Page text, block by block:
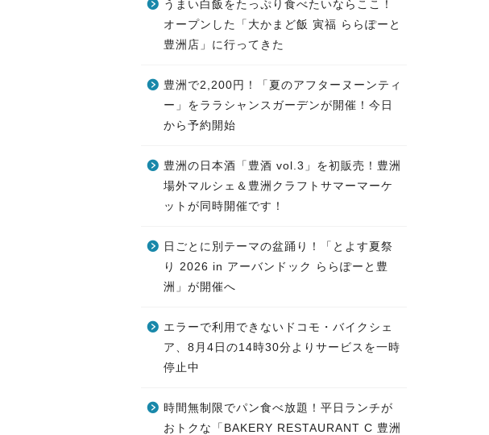
うまい白飯をたっぷり食べたいならここ！
オープンした「大かまど飯 寅福 ららぽーと
豊洲店」に行ってきた
豊洲で2,200円！「夏のアフターヌーンティ
ー」をララシャンスガーデンが開催！今日
から予約開始
豊洲の日本酒「豊酒 vol.3」を初販売！豊洲
場外マルシェ＆豊洲クラフトサマーマーケ
ットが同時開催です！
日ごとに別テーマの盆踊り！「とよす夏祭
り 2026 in アーバンドック ららぽーと豊
洲」が開催へ
エラーで利用できないドコモ・バイクシェ
ア、8月4日の14時30分よりサービスを一時
停止中
時間無制限でパン食べ放題！平日ランチが
おトクな「BAKERY RESTAURANT C 豊洲